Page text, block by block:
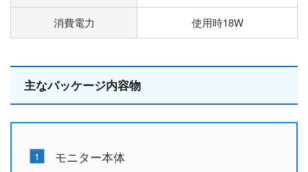
消費電力 使用時18W
主なパッケージ内容物
モニター本体